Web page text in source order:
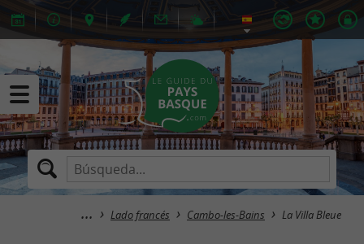
Lado francés Cambo-les-Bains La Villa Bleue